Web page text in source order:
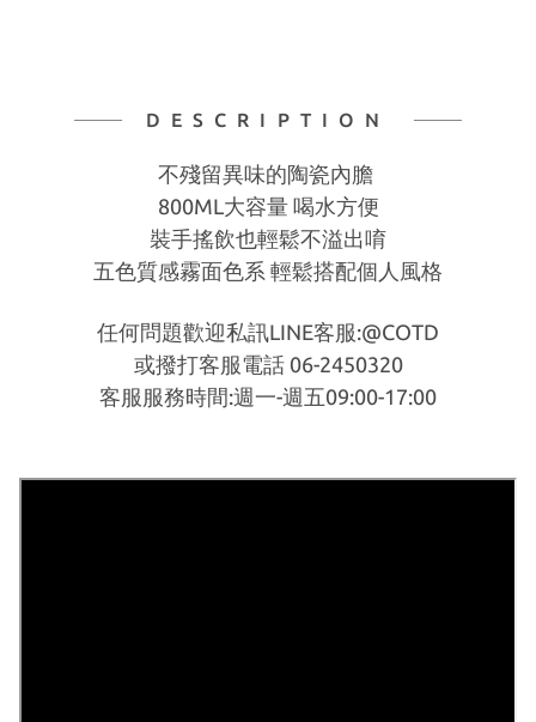
DESCRIPTION
不殘留異味的陶瓷內膽
800ML大容量 喝水方便
裝手搖飲也輕鬆不溢出唷
五色質感霧面色系 輕鬆搭配個人風格
任何問題歡迎私訊LINE客服:@COTD
或撥打客服電話 06-2450320
客服服務時間:週一-週五09:00-17:00